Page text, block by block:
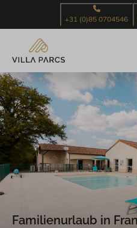
+31 (0)85 0704546
Familienurlaub in